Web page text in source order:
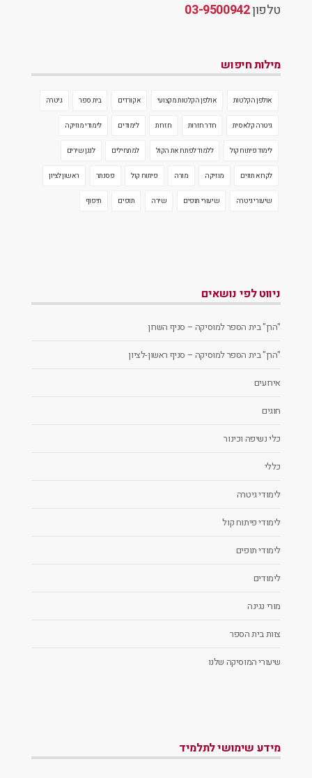
טלפון03-9500942
מילות חיפוש
אולפן הקלטות אולפן הקלטות מקצועי אקורדים בית ספר גיטרה
גיטרה קלאסית חדר חזרות חזרות לימודים לימודי מוזיקה
לימוד פיתוח קול ללמוד לפתח את הקול למתחילים לנגן שירים
לקרוא תווים מוזיקה מורה פיתוח קול פסנתר ראשון לציון
שיעורי גיטרה שיעורי תופים שירה תופים תיפוף
ניווט לפי נושאים
"הרן" בית הספר למוסיקה – סניף השרון
"הרן" בית הספר למוסיקה – סניף ראשון-לציון
אירועים
חוגים
כלי נשיפה וכינור
כללי
לימודי גיטרה
לימודי פיתוח קול
לימודי תופים
לימודים
מורי נגינה
צוות בית הספר
שיעורי המוסיקה שלנו
מידע שימושי לתלמיד